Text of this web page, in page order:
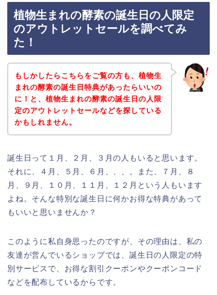
植物生まれの酵素の誕生日の人限定
のアウトレットセールを調べてみ
た！
もしかしたらこちらをご覧の方も、植物生
まれの酵素の誕生日特典があったらいいの
に！と、植物生まれの酵素の誕生日の人限
定のアウトレットセールなどを探している
かもしれません。
誕生日って１月、２月、３月の人もいると思います。
それに、４月、５月、６月、、、。また、７月、８
月、９月、１０月、１１月、１２月という人もいます
よね。そんな特別な誕生日に何かお得な特典があって
もいいと思いませんか？
このように私自身思ったのですが、その理由は、私の
友達が営んでいるショップでは、誕生日の人限定の特
別サービスで、お得な割引クーポンやクーポンコード
などを配布しているからです。